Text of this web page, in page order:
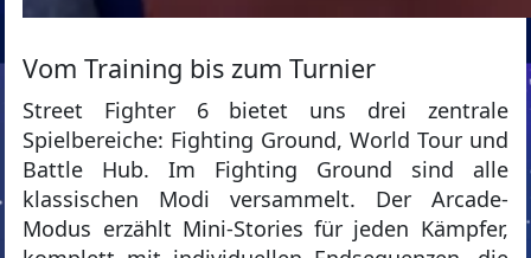
Vom Training bis zum Turnier
Street Fighter 6 bietet uns drei zentrale
Spielbereiche: Fighting Ground, World Tour und
Battle Hub. Im Fighting Ground sind alle
klassischen Modi versammelt. Der Arcade-
Modus erzählt Mini-Stories für jeden Kämpfer,